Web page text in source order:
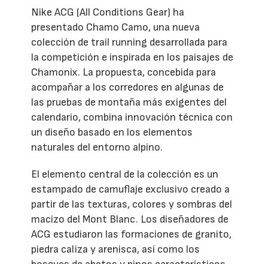
Nike ACG (All Conditions Gear) ha
presentado Chamo Camo, una nueva
colección de trail running desarrollada para
la competición e inspirada en los paisajes de
Chamonix. La propuesta, concebida para
acompañar a los corredores en algunas de
las pruebas de montaña más exigentes del
calendario, combina innovación técnica con
un diseño basado en los elementos
naturales del entorno alpino.
El elemento central de la colección es un
estampado de camuflaje exclusivo creado a
partir de las texturas, colores y sombras del
macizo del Mont Blanc. Los diseñadores de
ACG estudiaron las formaciones de granito,
piedra caliza y arenisca, así como los